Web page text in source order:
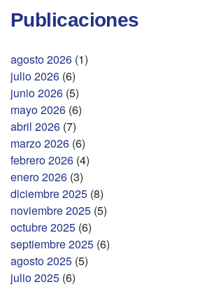
Publicaciones
agosto 2026 (1)
julio 2026 (6)
junio 2026 (5)
mayo 2026 (6)
abril 2026 (7)
marzo 2026 (6)
febrero 2026 (4)
enero 2026 (3)
diciembre 2025 (8)
noviembre 2025 (5)
octubre 2025 (6)
septiembre 2025 (6)
agosto 2025 (5)
julio 2025 (6)